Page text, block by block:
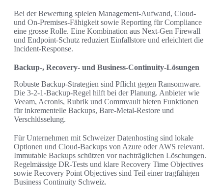
Bei der Bewertung spielen Management-Aufwand, Cloud-
und On-Premises-Fähigkeit sowie Reporting für Compliance
eine grosse Rolle. Eine Kombination aus Next-Gen Firewall
und Endpoint-Schutz reduziert Einfallstore und erleichtert die
Incident-Response.
Backup-, Recovery- und Business-Continuity-Lösungen
Robuste Backup-Strategien sind Pflicht gegen Ransomware.
Die 3-2-1-Backup-Regel hilft bei der Planung. Anbieter wie
Veeam, Acronis, Rubrik und Commvault bieten Funktionen
für inkrementelle Backups, Bare-Metal-Restore und
Verschlüsselung.
Für Unternehmen mit Schweizer Datenhosting sind lokale
Optionen und Cloud-Backups von Azure oder AWS relevant.
Immutable Backups schützen vor nachträglichen Löschungen.
Regelmässige DR-Tests und klare Recovery Time Objectives
sowie Recovery Point Objectives sind Teil einer tragfähigen
Business Continuity Schweiz.